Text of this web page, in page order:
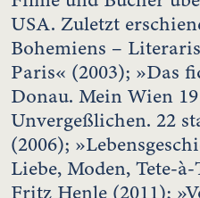
USA. Zuletzt
Bohemiens –
Paris« (2003); »Das
Donau. Mein Wien
Unvergeßlichen. 22
(2006);
Liebe, Moden, Tete-
Fritz Henle (2011);